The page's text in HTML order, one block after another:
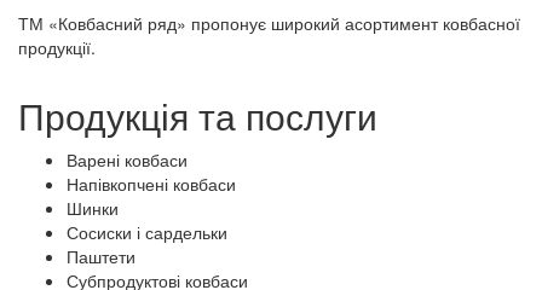
ТМ «Ковбасний ряд» пропонує широкий асортимент ковбасної
продукції.
Продукція та послуги
Варені ковбаси
Напівкопчені ковбаси
Шинки
Сосиски і сардельки
Паштети
Субпродуктові ковбаси